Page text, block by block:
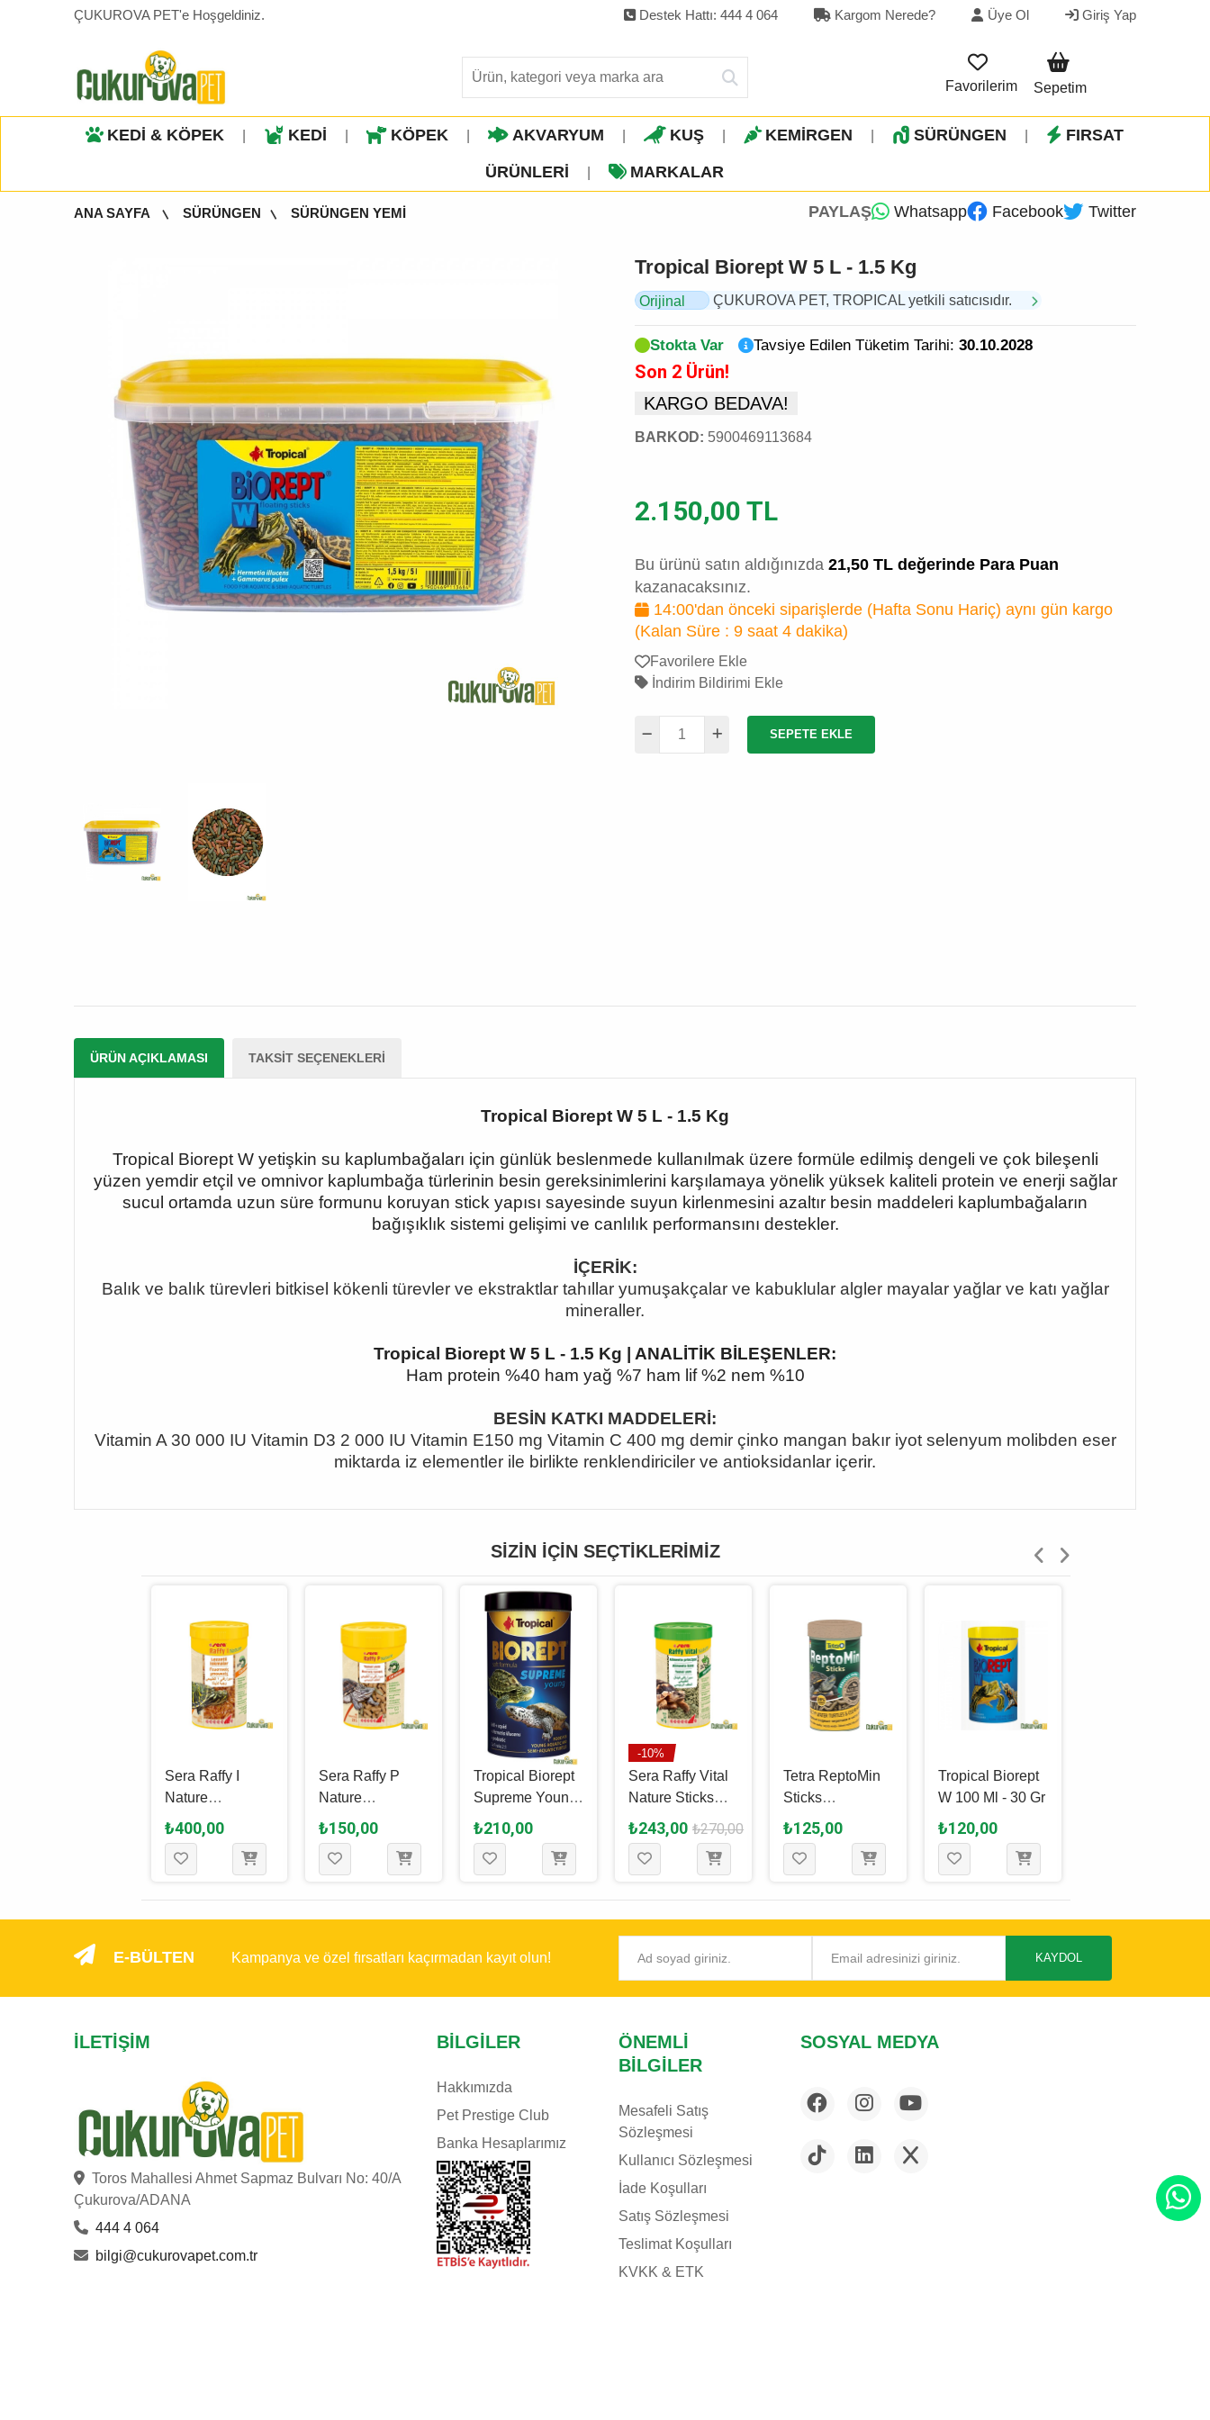
ÇUKUROVA PET'e Hoşgeldiniz. Destek Hattı: 444 4 064 Kargom Nerede? Üye Ol Giriş Yap
Favorilerim Sepetim
KEDİ & KÖPEK KEDİ KÖPEK AKVARYUM KUŞ KEMİRGEN SÜRÜNGEN FIRSAT
ÜRÜNLERI MARKALAR
ANA SAYFA SÜRÜNGEN SÜRÜNGEN YEMİ PAYLAŞ Whatsapp Facebook Twitter
Tropical Biorept W 5 L - 1.5 Kg
Orijinal
ÇUKUROVA PET, TROPICAL yetkili satıcısıdır.
Stokta Var Tavsiye Edilen Tüketim Tarihi: 30.10.2028
Son 2 Ürün!
KARGO BEDAVA!
BARKOD: 5900469113684
2.150,00 TL
Bu ürünü satın aldığınızda 21,50 TL değerinde Para Puan
kazanacaksınız.
14:00'dan önceki siparişlerde (Hafta Sonu Hariç) aynı gün kargo
(Kalan Süre : 9 saat 4 dakika)
Favorilere Ekle
İndirim Bildirimi Ekle
SEPETE EKLE
ÜRÜN AÇIKLAMASI TAKSIT SEÇENEKLERI
Tropical Biorept W 5 L - 1.5 Kg
Tropical Biorept W yetişkin su kaplumbağaları için günlük beslenmede kullanılmak üzere formüle edilmiş dengeli ve çok bileşenli
yüzen yemdir etçil ve omnivor kaplumbağa türlerinin besin gereksinimlerini karşılamaya yönelik yüksek kaliteli protein ve enerji sağlar
sucul ortamda uzun süre formunu koruyan stick yapısı sayesinde suyun kirlenmesini azaltır besin maddeleri kaplumbağaların
bağışıklık sistemi gelişimi ve canlılık performansını destekler.
İÇERİK:
Balık ve balık türevleri bitkisel kökenli türevler ve ekstraktlar tahıllar yumuşakçalar ve kabuklular algler mayalar yağlar ve katı yağlar
mineraller.
Tropical Biorept W 5 L - 1.5 Kg | ANALİTİK BİLEŞENLER:
Ham protein %40 ham yağ %7 ham lif %2 nem %10
BESİN KATKI MADDELERİ:
Vitamin A 30 000 IU Vitamin D3 2 000 IU Vitamin E150 mg Vitamin C 400 mg demir çinko mangan bakır iyot selenyum molibden eser
miktarda iz elementler ile birlikte renklendiriciler ve antioksidanlar içerir.
SIZIN İÇIN SEÇTIKLERIMIZ
Sera Raffy I
Nature
Kaplumbağa
Yemi̇ 250 Ml - 36
Gr
₺400,00
Sera Raffy P
Nature
Kaplumbağa
Yemi 100 Ml - 22
Gr
₺150,00
Tropical Biorept
Supreme Young
100 Ml - 36 Gr
₺210,00
-10%
Sera Raffy Vital
Nature Sticks
Kaplumbağa
Yemi 250 Ml - 47
Gr
₺243,00 ₺270,00
Tetra ReptoMin
Sticks
Kaplumbağa
Yemi̇ 100 Ml - 22
Gr
₺125,00
Tropical Biorept
W 100 Ml - 30 Gr
₺120,00
E-BÜLTEN Kampanya ve özel fırsatları kaçırmadan kayıt olun! KAYDOL
İLETIŞIM
Toros Mahallesi Ahmet Sapmaz Bulvarı No: 40/A
Çukurova/ADANA
444 4 064
bilgi@cukurovapet.com.tr
BILGILER
Hakkımızda
Pet Prestige Club
Banka Hesaplarımız
ÖNEMLI
BILGILER
Mesafeli Satış
Sözleşmesi
Kullanıcı Sözleşmesi
İade Koşulları
Satış Sözleşmesi
Teslimat Koşulları
KVKK & ETK
SOSYAL MEDYA